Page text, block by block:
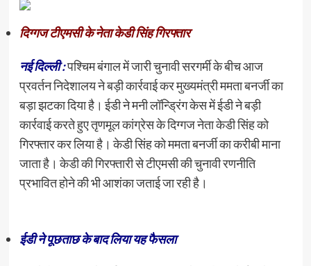
दिग्गज टीएमसी के नेता केडी सिंह गिरफ्तार
नई दिल्ली :पश्चिम बंगाल में जारी चुनावी सरगर्मी के बीच आज
प्रवर्तन निदेशालय ने बड़ी कार्रवाई कर मुख्यमंत्री ममता बनर्जी का
बड़ा झटका दिया है। ईडी ने मनी लॉन्ड्रिंग केस में ईडी ने बड़ी
कार्रवाई करते हुए तृणमूल कांग्रेस के दिग्गज नेता केडी सिंह को
गिरफ्तार कर लिया है। केडी सिंह को ममता बनर्जी का करीबी माना
जाता है। केडी की गिरफ्तारी से टीएमसी की चुनावी रणनीति
प्रभावित होने की भी आशंका जताई जा रही है।
ईडी ने पूछताछ के बाद लिया यह फैसला